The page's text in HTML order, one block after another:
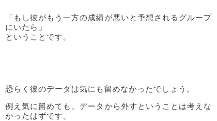
「もし彼がもう一方の成績が悪いと予想されるグループ
にいたら」
ということです。
恐らく彼のデータは気にも留めなかったでしょう。
例え気に留めても、データから外すということは考えな
かったはずです。